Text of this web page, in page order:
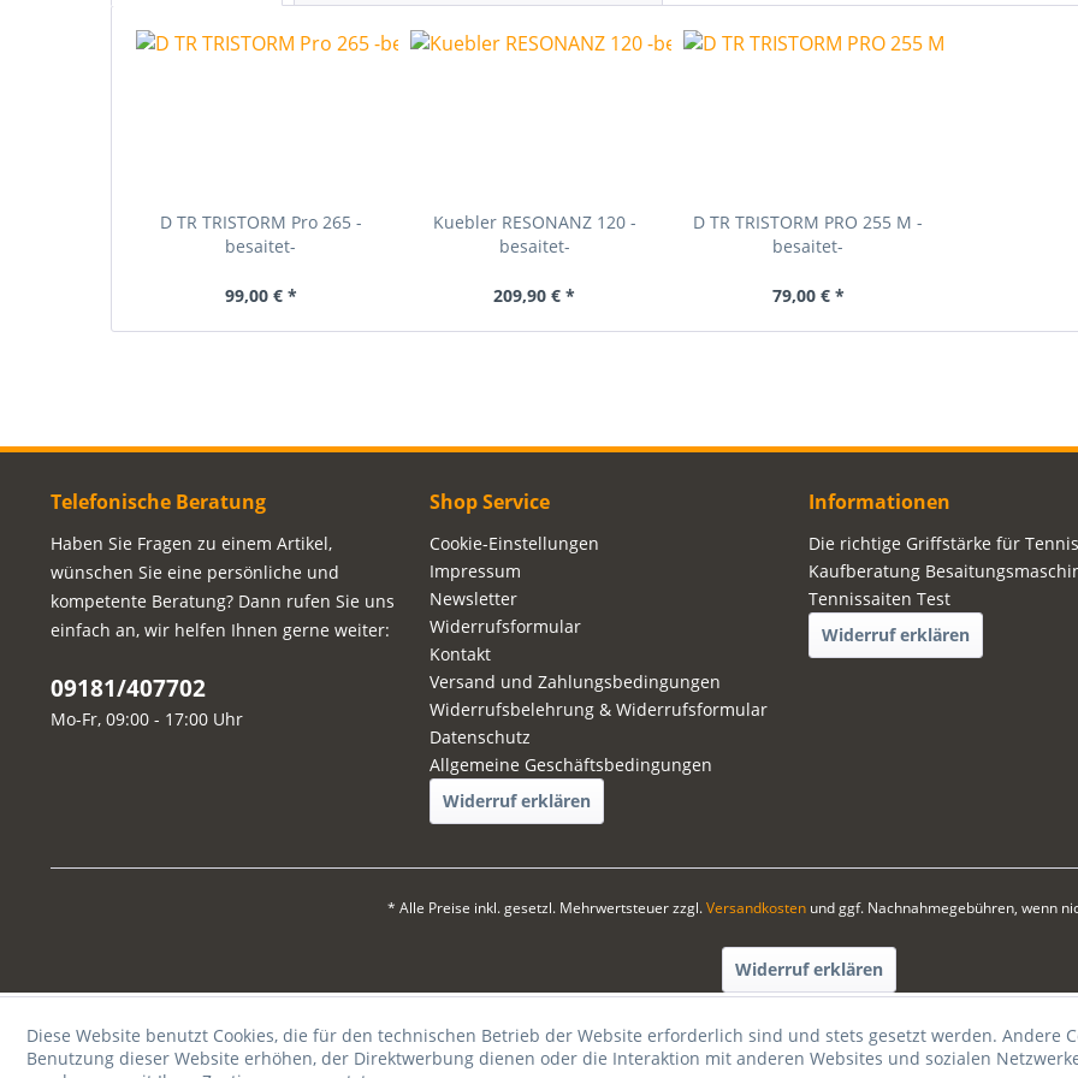
D TR TRISTORM Pro 265 -
besaitet-
99,00 € *
Kuebler RESONANZ 120 -
besaitet-
209,90 € *
D TR TRISTORM PRO 255 M -
besaitet-
79,00 € *
Telefonische Beratung
Haben Sie Fragen zu einem Artikel,
wünschen Sie eine persönliche und
kompetente Beratung? Dann rufen Sie uns
einfach an, wir helfen Ihnen gerne weiter:
09181/407702
Mo-Fr, 09:00 - 17:00 Uhr
Shop Service
Cookie-Einstellungen
Impressum
Newsletter
Widerrufsformular
Kontakt
Versand und Zahlungsbedingungen
Widerrufsbelehrung & Widerrufsformular
Datenschutz
Allgemeine Geschäftsbedingungen
Widerruf erklären
Informationen
Die richtige Griffstärke für
Kaufberatung
Tennissaiten Test
Widerruf erklären
* Alle Preise inkl. gesetzl. Mehrwertsteuer zzgl.Versandkostenund ggf. Nachnahmegebühren, wenn
Widerruf erklären
Diese Website benutzt Cookies, die für den technischen Betrieb der Website erforderlich sind und stets gesetzt werden. Andere
Benutzung dieser Website erhöhen, der Direktwerbung dienen oder die Interaktion mit anderen Websites und sozialen